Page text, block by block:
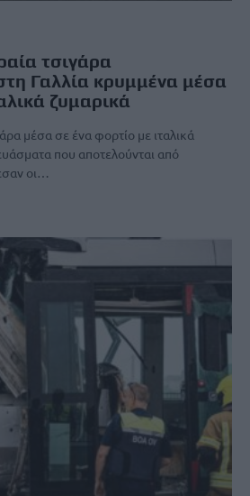
τσιγάρα
Γαλλία κρυμμένα μέσα
ζυμαρικά
μέσα σε ένα φορτίο με ιταλικά
που αποτελούνται από
οι…